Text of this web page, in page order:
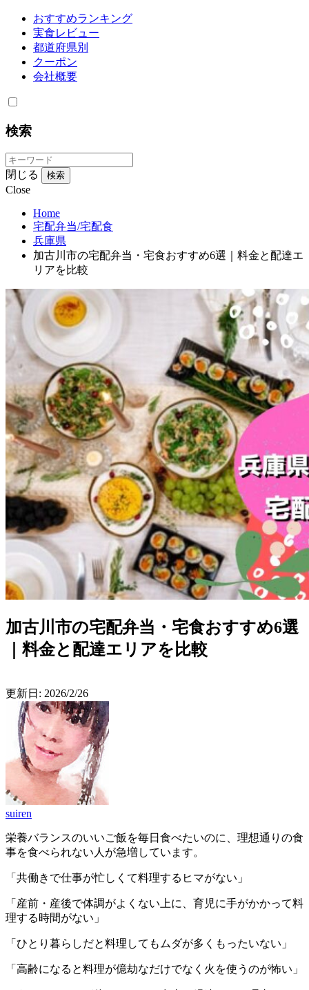
おすすめランキング
実食レビュー
都道府県別
クーポン
会社概要
検索
閉じる 検索
Close
Home
宅配弁当/宅配食
兵庫県
加古川市の宅配弁当・宅食おすすめ6選｜料金と配達エ
リアを比較
加古川市の宅配弁当・宅食おすすめ6選
｜料金と配達エリアを比較
更新日: 2026/2/26
suiren
栄養バランスのいいご飯を毎日食べたいのに、理想通りの食
事を食べられない人が急増しています。
「共働きで仕事が忙しくて料理するヒマがない」
「産前・産後で体調がよくない上に、育児に手がかかって料
理する時間がない」
「ひとり暮らしだと料理してもムダが多くもったいない」
「高齢になると料理が億劫なだけでなく火を使うのが怖い」